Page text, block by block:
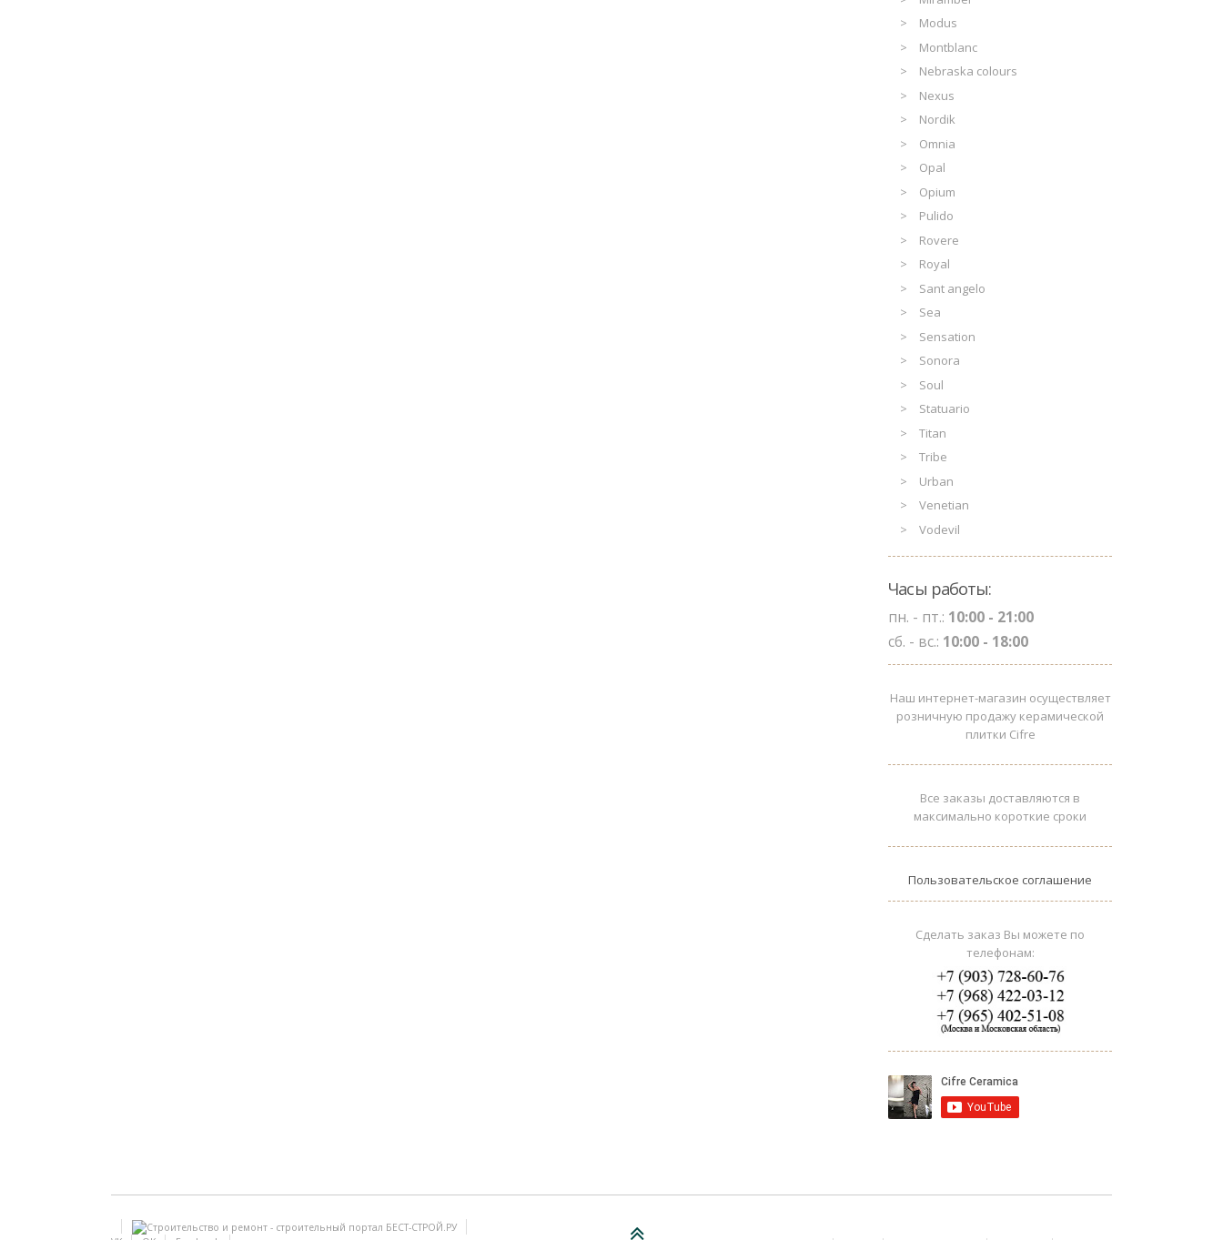
Modus
Montblanc
Nebraska colours
Nexus
Nordik
Omnia
Opal
Opium
Pulido
Rovere
Royal
Sant angelo
Sea
Sensation
Sonora
Soul
Statuario
Titan
Tribe
Urban
Venetian
Vodevil
Часы работы:
пн. - пт.: 10:00 - 21:00
сб. - вс.: 10:00 - 18:00
Наш интернет-магазин осуществляет
розничную продажу керамической
плитки Cifre
Все заказы доставляются в
максимально короткие сроки
Пользовательское соглашение
Сделать заказ Вы можете по
телефонам: